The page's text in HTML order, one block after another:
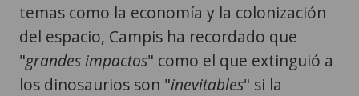
temas como la economía y la colonización
del espacio, Campis ha recordado que
"grandes impactos" como el que extinguió a
los dinosaurios son "inevitables" si la